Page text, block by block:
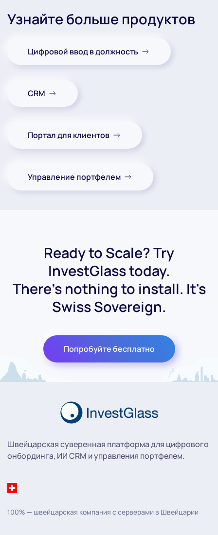
Узнайте больше продуктов
Цифровой ввод в должность
CRM
Портал для клиентов
Управление портфелем
Ready to Scale? Try
InvestGlass today.
There's nothing to install. It's
Swiss Sovereign.
Попробуйте бесплатно
Швейцарская суверенная платформа для цифрового
онбординга, ИИ CRM и управления портфелем.
100% — швейцарская компания с серверами в Швейцарии